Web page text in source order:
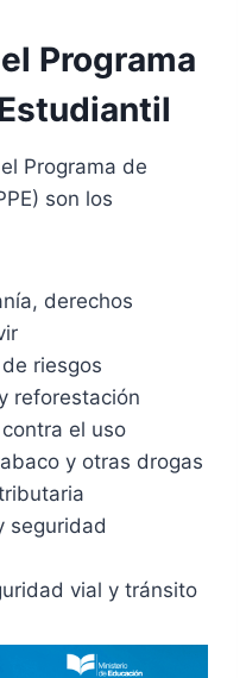
Programa
Programa de
son los
derechos
riesgos
reforestación
el uso
y otras drogas
seguridad
vial y tránsito